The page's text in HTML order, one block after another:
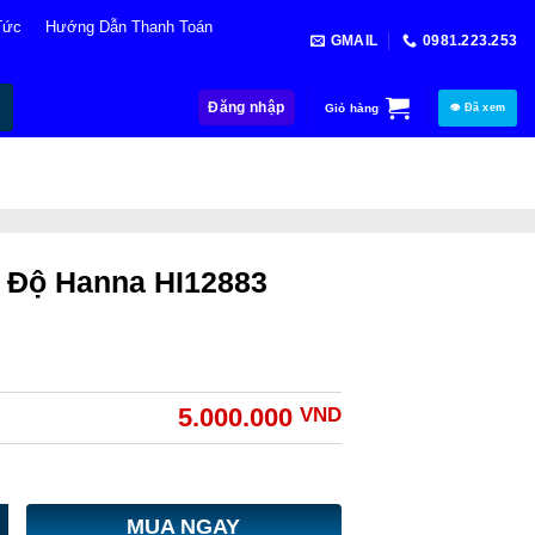
Hướng Dẫn Thanh Toán
GMAIL 0981.223.253
Đăng nhập Giỏ hàng 👁 Đã xem
Hanna HI12883
5.000.000 VND
MUA NGAY